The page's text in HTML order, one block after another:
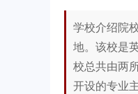
学校介绍院
地。该校是
校总共由两
开设的专业